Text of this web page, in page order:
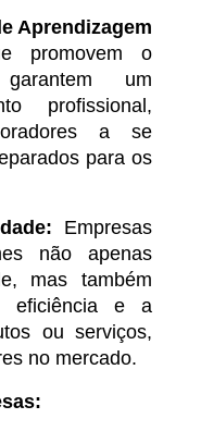
Aprendizagem
promovem o
um
profissional,
a se
para os
Empresas
não apenas
mas também
eficiência e a
ou serviços,
no mercado.